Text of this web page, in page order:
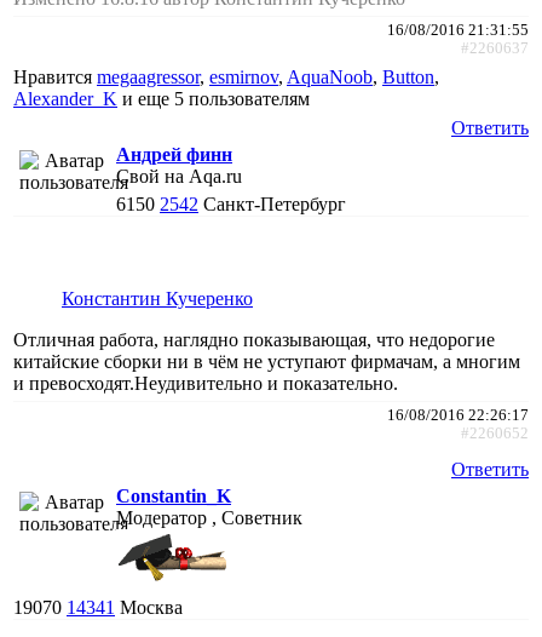
16/08/2016 21:31:55
#2260637
Нравится megaagressor, esmirnov, AquaNoob, Button,
Alexander_K и еще 5 пользователям
Ответить
Андрей финн
Свой на Aqa.ru
6150 2542 Санкт-Петербург
Константин Кучеренко
Отличная работа, наглядно показывающая, что недорогие
китайские сборки ни в чём не уступают фирмачам, а многим
и превосходят.Неудивительно и показательно.
16/08/2016 22:26:17
#2260652
Ответить
Constantin_K
Модератор , Советник
19070 14341 Москва